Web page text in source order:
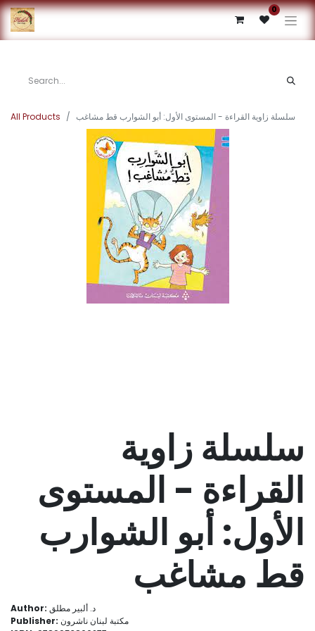
0
All Products سلسلة زاوية القراءة - المستوى الأول: أبو الشوارب قط مشاغب
سلسلة زاوية
القراءة - المستوى
الأول: أبو الشوارب
قط مشاغب
Author: د. ألبير مطلق
Publisher: مكتبة لبنان ناشرون